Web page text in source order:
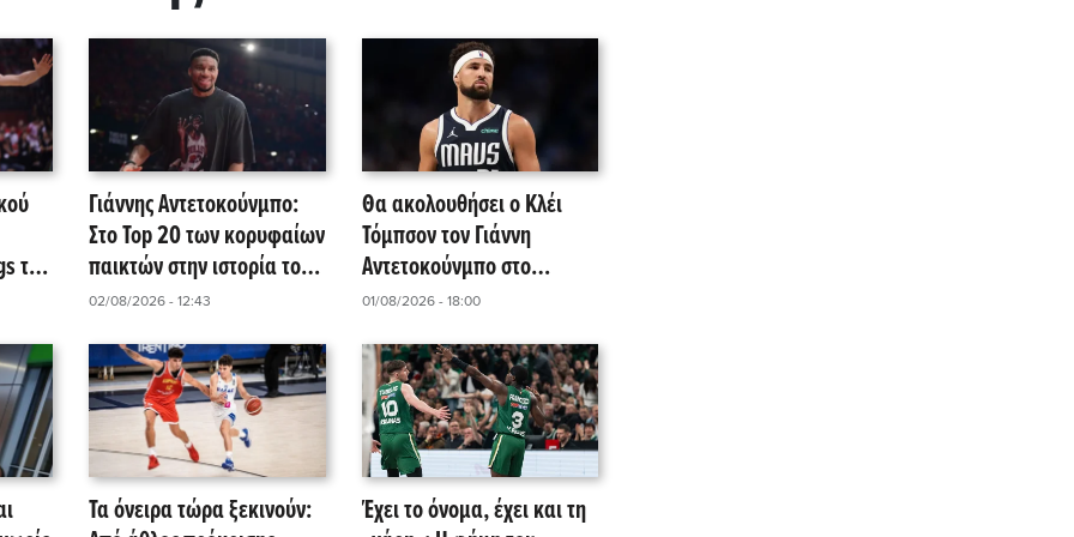
της
Γιάννης Αντετοκούνμπο:
Στο Top 20 των κορυφαίων
παικτών στην ιστορία του
NBA σύμφωνα με το
02/08/2026 - 12:43
Θα ακολουθήσει ο Κλέι
Τόμπσον τον Γιάννη
Αντετοκούνμπο στο
Μαϊάμι;
01/08/2026 - 18:00
Τα όνειρα τώρα ξεκινούν:
Έχει το όνομα, έχει και τη